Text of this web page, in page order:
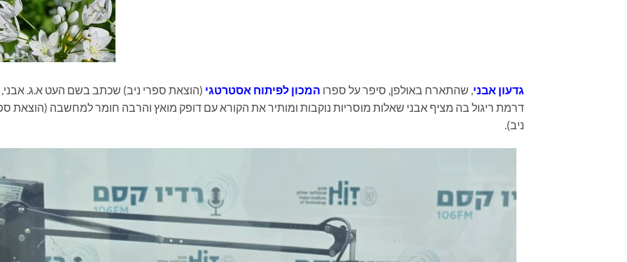
גדעון אבני, שהתארח באולפן, סיפר על ספרו המכון לפיתוח אסטרטגי (הוצאת ספרי ניב) שכתב בשם העט א.ג. אבני,
דרמת ריגול בה מציף אבני שאלות מוסריות נוקבות ומותיר את הקורא עם דופק מואץ והרבה חומר למחשבה (הוצאת
ניב).